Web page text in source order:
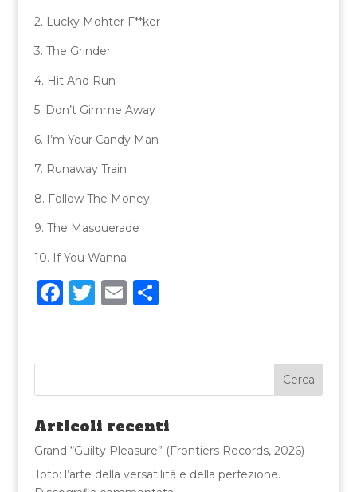
2. Lucky Mohter F**ker
3. The Grinder
4. Hit And Run
5. Don’t Gimme Away
6. I’m Your Candy Man
7. Runaway Train
8. Follow The Money
9. The Masquerade
10. If You Wanna
F
e
b
o
o
k
T
te
r
E
l
C
di
vi
di
Articoli recenti
Grand “Guilty Pleasure” (Frontiers Records, 2026)
Toto: l’arte della versatilità e della perfezione.